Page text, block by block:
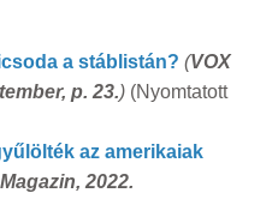
a stáblistán? (VOX
p. 23.) (Nyomtatott
az amerikaiak
2022.